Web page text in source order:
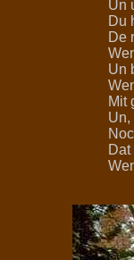
Un
Du
De
Un
Mit
Un,